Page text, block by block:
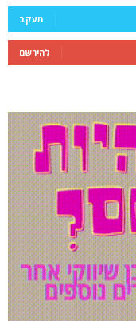
מעקב
להירשם